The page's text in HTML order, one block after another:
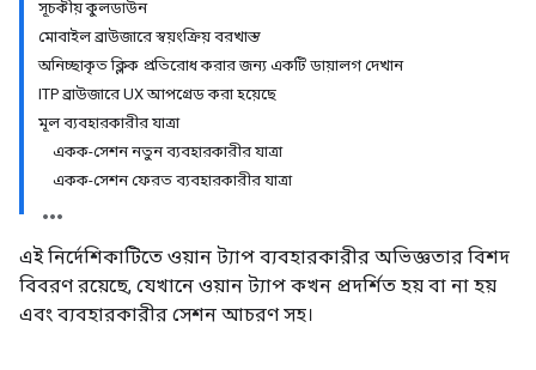
সূচকীয় কুলডাউন
মোবাইল ব্রাউজারে স্বয়ংক্রিয় বরখাস্ত
অনিচ্ছাকৃত ক্লিক প্রতিরোধ করার জন্য একটি ডায়ালগ দেখান
ITP ব্রাউজারে UX আপগ্রেড করা হয়েছে
মূল ব্যবহারকারীর যাত্রা
একক-সেশন নতুন ব্যবহারকারীর যাত্রা
একক-সেশন ফেরত ব্যবহারকারীর যাত্রা
এই নির্দেশিকাটিতে ওয়ান ট্যাপ ব্যবহারকারীর অভিজ্ঞতার বিশদ
বিবরণ রয়েছে, যেখানে ওয়ান ট্যাপ কখন প্রদর্শিত হয় বা না হয়
এবং ব্যবহারকারীর সেশন আচরণ সহ।